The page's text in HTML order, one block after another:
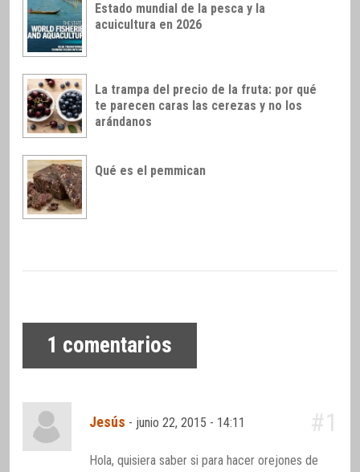
Estado mundial de la pesca y la
acuicultura en 2026
La trampa del precio de la fruta: por qué
te parecen caras las cerezas y no los
arándanos
Qué es el pemmican
1 comentarios
Jesús - junio 22, 2015 - 14:11 #1
Hola, quisiera saber si para hacer orejones de